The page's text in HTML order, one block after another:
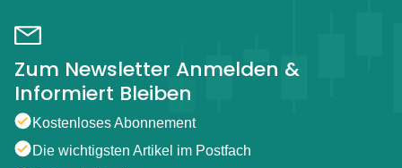
Zum Newsletter Anmelden &
Informiert Bleiben
Kostenloses Abonnement
Die wichtigsten Artikel im Postfach